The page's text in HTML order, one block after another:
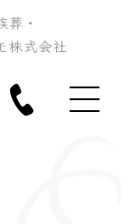
・
株式会社